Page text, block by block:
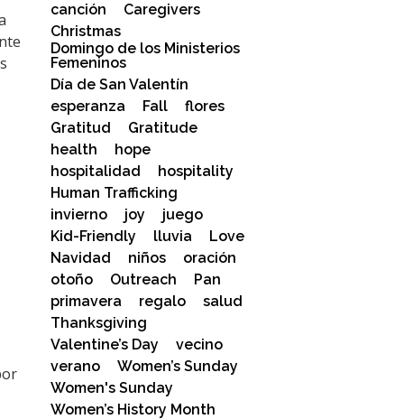
canción
Caregivers
Christmas
Domingo de los Ministerios
Femeninos
Día de San Valentín
esperanza
Fall
flores
Gratitud
Gratitude
health
hope
hospitalidad
hospitality
Human Trafficking
invierno
joy
juego
Kid-Friendly
lluvia
Love
Navidad
niños
oración
otoño
Outreach
Pan
primavera
regalo
salud
Thanksgiving
Valentine’s Day
vecino
verano
Women’s Sunday
Women's Sunday
Women’s History Month